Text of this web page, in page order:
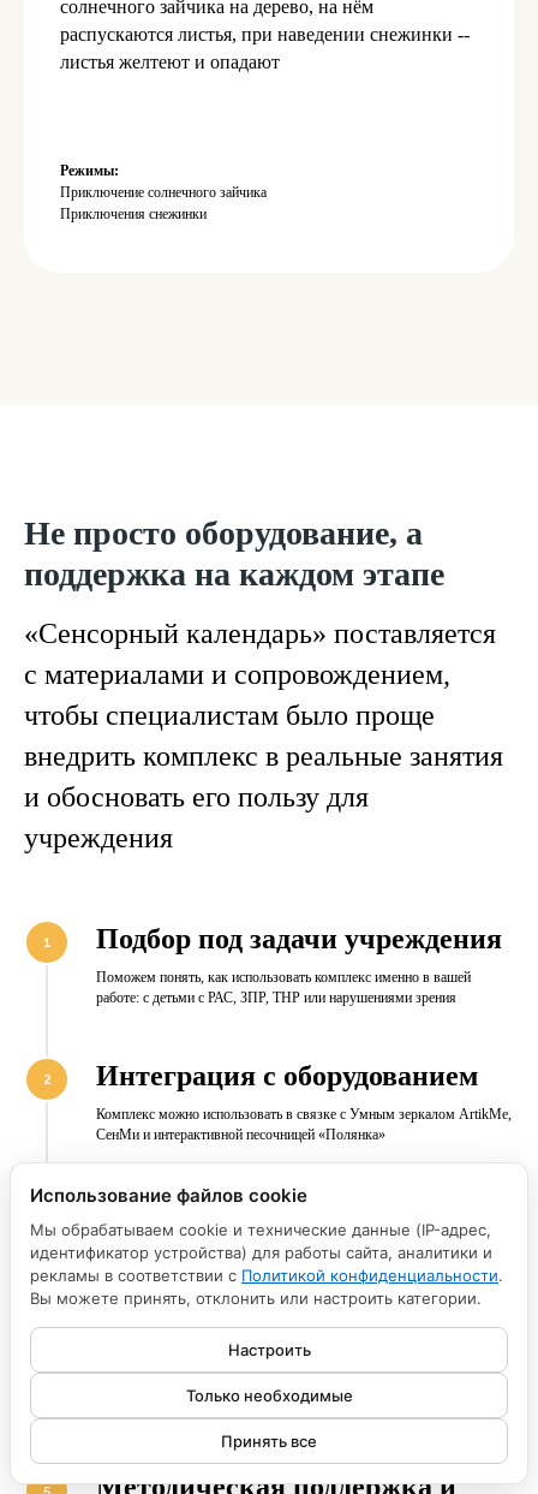
солнечного зайчика на дерево, на нём
распускаются листья, при наведении снежинки --
листья желтеют и опадают
Режимы:
Приключение солнечного зайчика
Приключения снежинки
Не просто оборудование, а
поддержка на каждом этапе
«Сенсорный календарь» поставляется
с материалами и сопровождением,
чтобы специалистам было проще
внедрить комплекс в реальные занятия
и обосновать его пользу для
учреждения
Подбор под задачи учреждения
Поможем понять, как использовать комплекс именно в вашей
работе: с детьми с РАС, ЗПР, ТНР или нарушениями зрения
Интеграция с оборудованием
Комплекс можно использовать в связке с Умным зеркалом ArtikMe,
СенМи и интерактивной песочницей «Полянка»
Техническое сопровождение
Подскажем по запуску, подключению, работе программного
обеспечения и использованию комплекса в занятиях
Готовые сценарии занятий
В комплект входят сенсорные рассказы, игры и методические
материалы, которые можно использовать без подготовки с нуля
Методическая поддержка и
Использование файлов cookie
Мы обрабатываем cookie и технические данные (IP-адрес,
идентификатор устройства) для работы сайта, аналитики и
рекламы в соответствии с Политикой конфиденциальности.
Вы можете принять, отклонить или настроить категории.
Настроить
Только необходимые
Принять все